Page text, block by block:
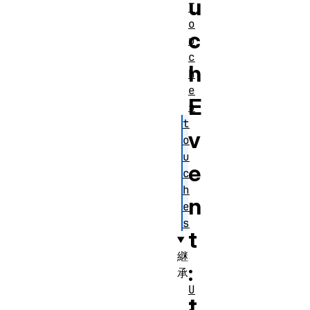
u
c
h
E
v
e
n
t
:
T
o
u
c
h
e
s
t
o
u
c
h
e
s
継
承
U
I